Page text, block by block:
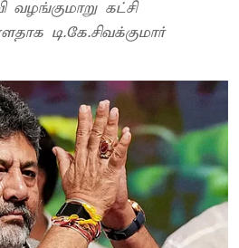
கட்சி
டி.கே.சிவக்குமார்